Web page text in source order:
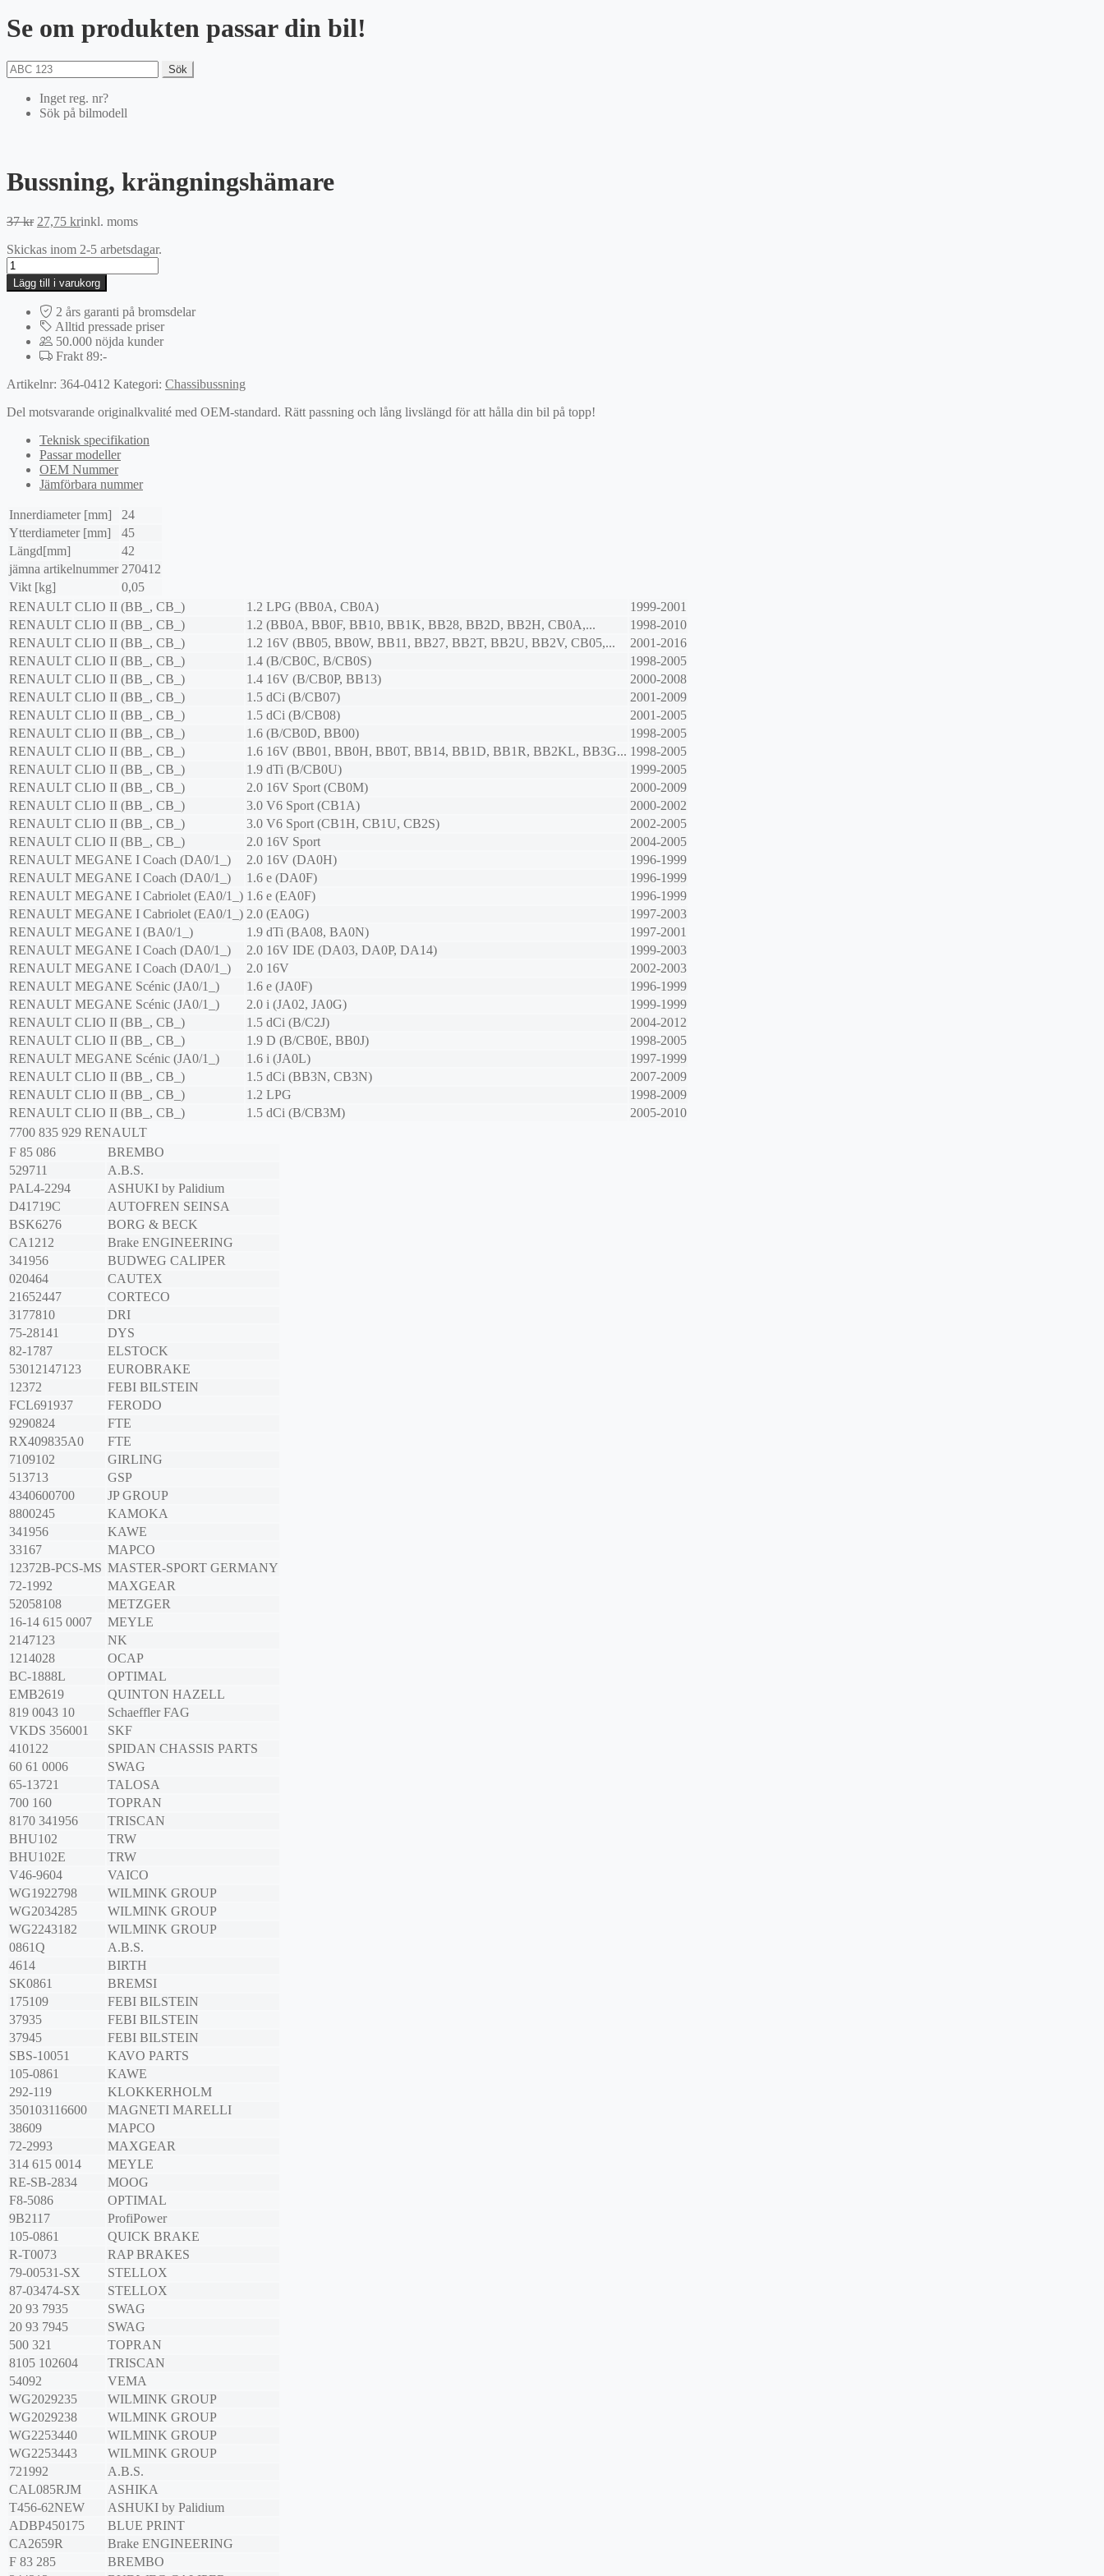
Se om produkten passar din bil!
Sök
Inget reg. nr?
Sök på bilmodell
Bussning, krängningshämare
37kr Det
priset
37 kr.
27,75 krDet
priset
27,75 kr.
inkl. moms
Skickas inom 2-5 arbetsdagar.
Bussning,
krängningshämare
mängd
Lägg till i varukorg
2 års garanti på bromsdelar
Alltid pressade priser
50.000 nöjda kunder
Frakt 89:-
Artikelnr: 364-0412 Kategori: Chassibussning
Del motsvarande originalkvalité med OEM-standard. Rätt passning och lång livslängd för att hålla din bil på topp!
Teknisk specifikation
Passar modeller
OEM Nummer
Jämförbara nummer
Innerdiameter [mm]
24
Ytterdiameter [mm]
45
Längd[mm]
42
jämna artikelnummer 270412
Vikt [kg]
0,05
RENAULT CLIO II (BB_, CB_) 1.2 LPG (BB0A, CB0A)
1999-2001
RENAULT CLIO II (BB_, CB_) 1.2 (BB0A, BB0F, BB10, BB1K, BB28, BB2D, BB2H, CB0A,...
1998-2010
RENAULT CLIO II (BB_, CB_) 1.2 16V (BB05, BB0W, BB11, BB27, BB2T, BB2U, BB2V, CB05,...
2001-2016
RENAULT CLIO II (BB_, CB_) 1.4 (B/CB0C, B/CB0S)
1998-2005
RENAULT CLIO II (BB_, CB_) 1.4 16V (B/CB0P, BB13)
2000-2008
RENAULT CLIO II (BB_, CB_) 1.5 dCi (B/CB07)
2001-2009
RENAULT CLIO II (BB_, CB_) 1.5 dCi (B/CB08)
2001-2005
RENAULT CLIO II (BB_, CB_) 1.6 (B/CB0D, BB00)
1998-2005
RENAULT CLIO II (BB_, CB_) 1.6 16V (BB01, BB0H, BB0T, BB14, BB1D, BB1R, BB2KL, BB3G... 1998-2005
RENAULT CLIO II (BB_, CB_) 1.9 dTi (B/CB0U)
1999-2005
RENAULT CLIO II (BB_, CB_) 2.0 16V Sport (CB0M)
2000-2009
RENAULT CLIO II (BB_, CB_) 3.0 V6 Sport (CB1A)
2000-2002
RENAULT CLIO II (BB_, CB_) 3.0 V6 Sport (CB1H, CB1U, CB2S)
2002-2005
RENAULT CLIO II (BB_, CB_) 2.0 16V Sport
2004-2005
RENAULT MEGANE I Coach (DA0/1_) 2.0 16V (DA0H)
1996-1999
RENAULT MEGANE I Coach (DA0/1_) 1.6 e (DA0F)
1996-1999
RENAULT MEGANE I Cabriolet (EA0/1_) 1.6 e (EA0F)
1996-1999
RENAULT MEGANE I Cabriolet (EA0/1_) 2.0 (EA0G)
1997-2003
RENAULT MEGANE I (BA0/1_) 1.9 dTi (BA08, BA0N)
1997-2001
RENAULT MEGANE I Coach (DA0/1_) 2.0 16V IDE (DA03, DA0P, DA14)
1999-2003
RENAULT MEGANE I Coach (DA0/1_) 2.0 16V
2002-2003
RENAULT MEGANE Scénic (JA0/1_) 1.6 e (JA0F)
1996-1999
RENAULT MEGANE Scénic (JA0/1_) 2.0 i (JA02, JA0G)
1999-1999
RENAULT CLIO II (BB_, CB_) 1.5 dCi (B/C2J)
2004-2012
RENAULT CLIO II (BB_, CB_) 1.9 D (B/CB0E, BB0J)
1998-2005
RENAULT MEGANE Scénic (JA0/1_) 1.6 i (JA0L)
1997-1999
RENAULT CLIO II (BB_, CB_) 1.5 dCi (BB3N, CB3N)
2007-2009
RENAULT CLIO II (BB_, CB_) 1.2 LPG
1998-2009
RENAULT CLIO II (BB_, CB_) 1.5 dCi (B/CB3M)
2005-2010
7700 835 929 RENAULT
F 85 086
BREMBO
529711
A.B.S.
PAL4-2294
ASHUKI by Palidium
D41719C
AUTOFREN SEINSA
BSK6276
BORG & BECK
CA1212
Brake ENGINEERING
341956
BUDWEG CALIPER
020464
CAUTEX
21652447
CORTECO
3177810
DRI
75-28141
DYS
82-1787
ELSTOCK
53012147123
EUROBRAKE
12372
FEBI BILSTEIN
FCL691937
FERODO
9290824
FTE
RX409835A0
FTE
7109102
GIRLING
513713
GSP
4340600700
JP GROUP
8800245
KAMOKA
341956
KAWE
33167
MAPCO
12372B-PCS-MS MASTER-SPORT GERMANY
72-1992
MAXGEAR
52058108
METZGER
16-14 615 0007
MEYLE
2147123
NK
1214028
OCAP
BC-1888L
OPTIMAL
EMB2619
QUINTON HAZELL
819 0043 10
Schaeffler FAG
VKDS 356001
SKF
410122
SPIDAN CHASSIS PARTS
60 61 0006
SWAG
65-13721
TALOSA
700 160
TOPRAN
8170 341956
TRISCAN
BHU102
TRW
BHU102E
TRW
V46-9604
VAICO
WG1922798
WILMINK GROUP
WG2034285
WILMINK GROUP
WG2243182
WILMINK GROUP
0861Q
A.B.S.
4614
BIRTH
SK0861
BREMSI
175109
FEBI BILSTEIN
37935
FEBI BILSTEIN
37945
FEBI BILSTEIN
SBS-10051
KAVO PARTS
105-0861
KAWE
292-119
KLOKKERHOLM
350103116600
MAGNETI MARELLI
38609
MAPCO
72-2993
MAXGEAR
314 615 0014
MEYLE
RE-SB-2834
MOOG
F8-5086
OPTIMAL
9B2117
ProfiPower
105-0861
QUICK BRAKE
R-T0073
RAP BRAKES
79-00531-SX
STELLOX
87-03474-SX
STELLOX
20 93 7935
SWAG
20 93 7945
SWAG
500 321
TOPRAN
8105 102604
TRISCAN
54092
VEMA
WG2029235
WILMINK GROUP
WG2029238
WILMINK GROUP
WG2253440
WILMINK GROUP
WG2253443
WILMINK GROUP
721992
A.B.S.
CAL085RJM
ASHIKA
T456-62NEW
ASHUKI by Palidium
ADBP450175
BLUE PRINT
CA2659R
Brake ENGINEERING
F 83 285
BREMBO